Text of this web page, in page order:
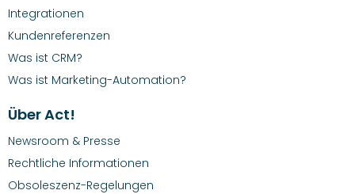
Integrationen
Kundenreferenzen
Was ist CRM?
Was ist Marketing-Automation?
Über Act!
Newsroom & Presse
Rechtliche Informationen
Obsoleszenz-Regelungen